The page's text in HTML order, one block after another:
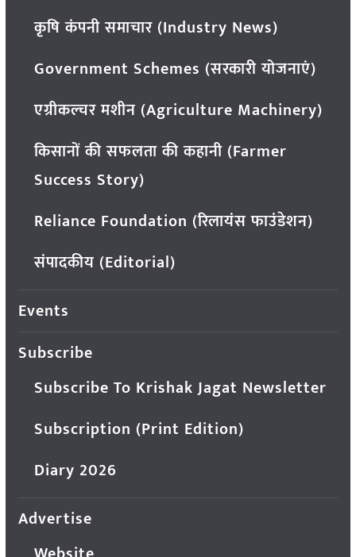
कृषि कंपनी समाचार (Industry News)
Government Schemes (सरकारी योजनाएं)
एग्रीकल्चर मशीन (Agriculture Machinery)
किसानों की सफलता की कहानी (Farmer
Success Story)
Reliance Foundation (रिलायंस फाउंडेशन)
संपादकीय (Editorial)
Events
Subscribe
Subscribe To Krishak Jagat Newsletter
Subscription (Print Edition)
Diary 2026
Advertise